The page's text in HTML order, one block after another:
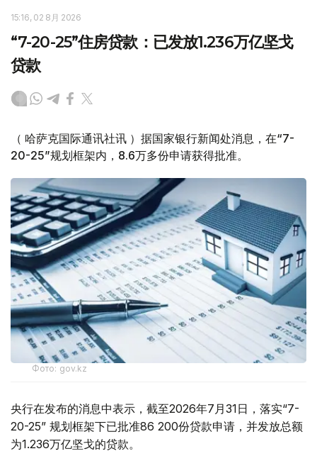
15:16, 02 8月 2026
“7-20-25”住房贷款：已发放1.236万亿坚戈
贷款
（ 哈萨克国际通讯社讯 ）据国家银行新闻处消息，在“7-
20-25”规划框架内，8.6万多份申请获得批准。
Фото: gov.kz
央行在发布的消息中表示，截至2026年7月31日，落实“7-
20-25” 规划框架下已批准86 200份贷款申请，并发放总额
为1.236万亿坚戈的贷款。